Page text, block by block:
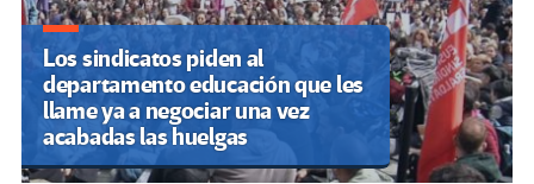
Los sindicatos piden al
departamento educación que les
llame ya a negociar una vez
acabadas las huelgas